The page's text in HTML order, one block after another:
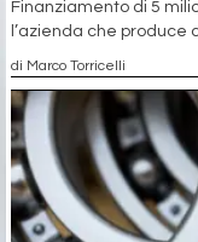
Finanziamento di 5
l’azienda che produce
di Marco Torricelli